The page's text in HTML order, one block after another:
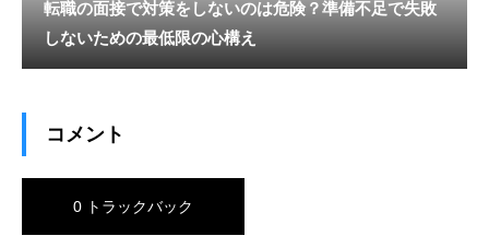
転職の面接で対策をしないのは危険？準備不足で失敗
しないための最低限の心構え
コメント
0 トラックバック